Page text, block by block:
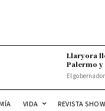
Llaryora
Palermo y
El
VIDA REVISTA